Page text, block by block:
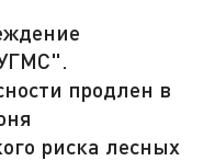
продлен в
риска лесных